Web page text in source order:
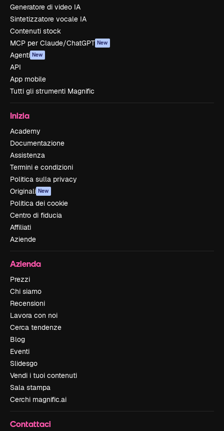
Generatore di video IA
Sintetizzatore vocale IA
Contenuti stock
MCP per Claude/ChatGPT New
Agenti New
API
App mobile
Tutti gli strumenti Magnific
Inizia
Academy
Documentazione
Assistenza
Termini e condizioni
Politica sulla privacy
Originali New
Politica dei cookie
Centro di fiducia
Affiliati
Aziende
Azienda
Prezzi
Chi siamo
Recensioni
Lavora con noi
Cerca tendenze
Blog
Eventi
Slidesgo
Vendi i tuoi contenuti
Sala stampa
Cerchi magnific.ai
Contattaci